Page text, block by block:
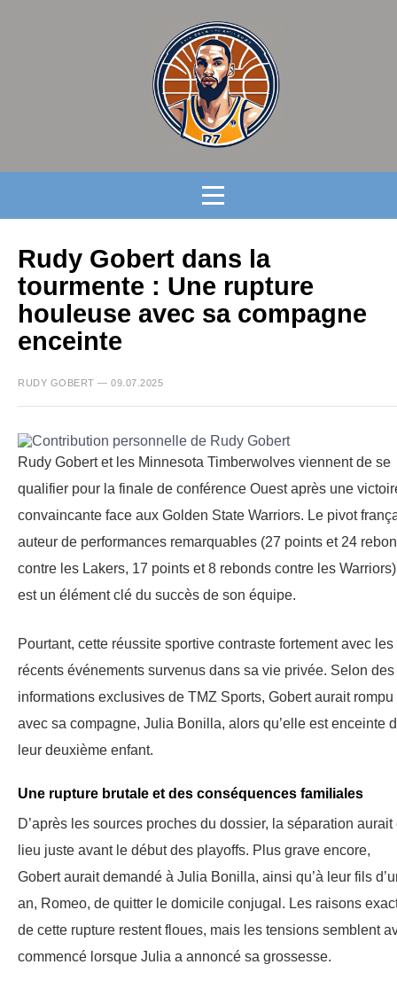
Rudy Gobert dans la
tourmente : Une rupture
houleuse avec sa compagne
enceinte
RUDY GOBERT — 09.07.2025
Rudy Gobert et les Minnesota Timberwolves viennent de se
qualifier pour la finale de conférence Ouest après une
convaincante face aux Golden State Warriors. Le pivot
auteur de performances remarquables (27 points et 24
contre les Lakers, 17 points et 8 rebonds contre les
est un élément clé du succès de son équipe.
Pourtant, cette réussite sportive contraste fortement avec les
récents événements survenus dans sa vie privée. Selon des
informations exclusives de TMZ Sports, Gobert aurait rompu
avec sa compagne, Julia Bonilla, alors qu’elle est enceinte
leur deuxième enfant.
Une rupture brutale et des conséquences familiales
D’après les sources proches du dossier, la séparation aurait
lieu juste avant le début des playoffs. Plus grave encore,
Gobert aurait demandé à Julia Bonilla, ainsi qu’à leur fils
an, Romeo, de quitter le domicile conjugal. Les raisons
de cette rupture restent floues, mais les tensions semblent
commencé lorsque Julia a annoncé sa grossesse.